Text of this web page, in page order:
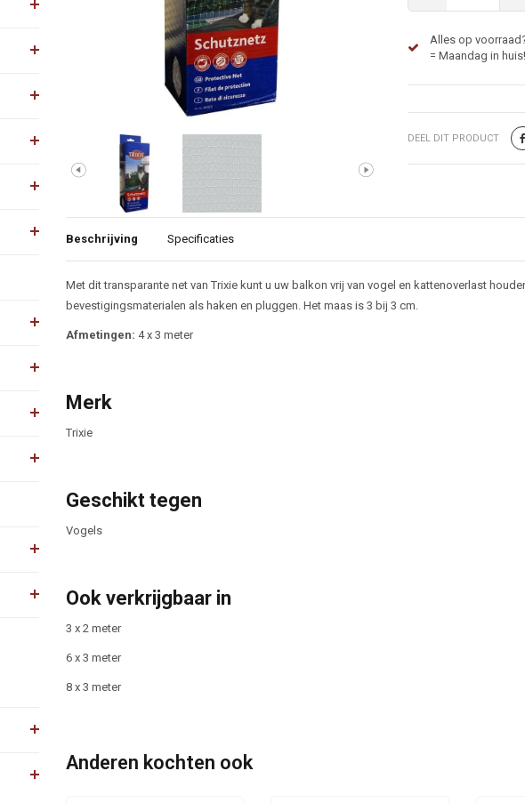
Alles op
= Maandag in huis!
DEEL DIT PRODUCT
Beschrijving Specificaties
Beschrijving
Met dit transparante net van Trixie kunt u uw balkon vrij van vogel en kattenoverlast
bevestigingsmaterialen als haken en pluggen. Het maas is 3 bij 3 cm.
Afmetingen: 4 x 3 meter
Merk
Trixie
Geschikt tegen
Vogels
Ook verkrijgbaar in
3 x 2 meter
6 x 3 meter
8 x 3 meter
Anderen kochten ook